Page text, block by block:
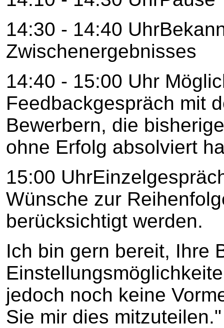
14:30 - 14:40
Zwischenergebnisses
14:40 - 15:00 Uhr
Feedbackgespräch mit
Bewerbern, die
ohne Erfolg absolviert
15:00
Wünsche zur
berücksichtigt werden.
Ich bin gern bereit, Ihre
jedoch noch keine
Sie mir dies mitzuteilen."